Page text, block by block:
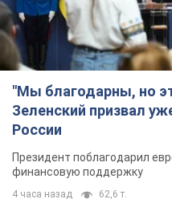
"Мы благодарны, но
Зеленский призвал
России
Президент поблагодарил
финансовую поддержку
4 часа назад 62,6 т.